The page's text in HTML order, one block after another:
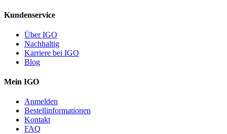
Kundenservice
Über IGO
Nachhaltig
Karriere bei IGO
Blog
Mein IGO
Anmelden
Bestellinformationen
Kontakt
FAQ